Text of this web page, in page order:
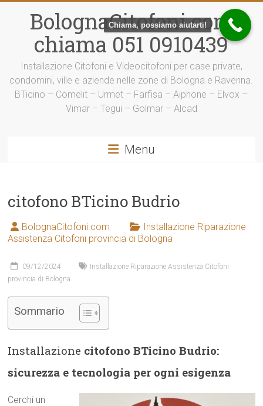
contenutoBolognaCitofoni.com
chiama 051 0910439
Installazione Citofoni e Videocitofoni per case private,
condomini, ville e aziende nelle zone di Bologna e Ravenna.
BTicino – Comelit – Urmet – Farfisa – Aiphone – Elvox –
Vimar – Tegui – Golmar – Alcad
Menu
citofono BTicino Budrio
BolognaCitofoni.com
Installazione Riparazione
Assistenza Citofoni provincia di Bologna
09/12/2024
Installazione Riparazione Assistenza Citofoni
provincia di Bologna
Sommario
Installazione citofono BTicino Budrio:
sicurezza e tecnologia per ogni esigenza
Cerchi un
Chiama, possiamo aiutarti!